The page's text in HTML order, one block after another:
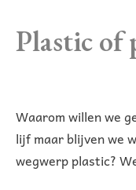
Plastic of
Waarom willen we
lijf maar blijven we
wegwerp plastic?